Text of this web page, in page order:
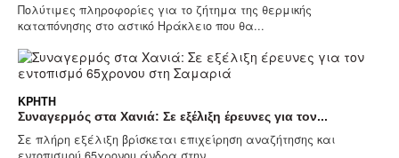
Πολύτιμες πληροφορίες για το ζήτημα της θερμικής
καταπόνησης στο αστικό Ηράκλειο που θα...
ΚΡΉΤΗ
Συναγερμός στα Χανιά: Σε εξέλιξη έρευνες για τον...
Σε πλήρη εξέλιξη βρίσκεται επιχείρηση αναζήτησης και